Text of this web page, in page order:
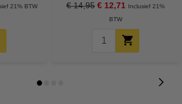
21% BTW € 14,95 € 12,71 Inclusief 21%
BTW